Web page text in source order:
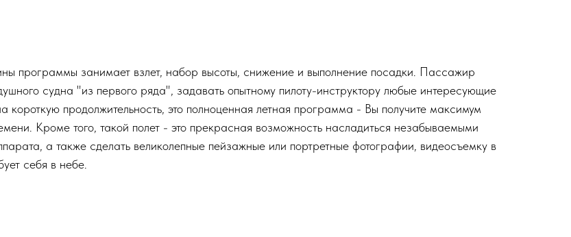
программы занимает взлет, набор высоты, снижение и выполнение посадки. Пассажир
судна "из первого ряда", задавать опытному пилоту-инструктору любые интересующие
продолжительность, это полноценная летная программа - Вы получите максимум
Кроме того, такой полет - это прекрасная возможность насладиться незабываемыми
а также сделать великолепные пейзажные или портретные фотографии, видеосъемку в
себя в небе.